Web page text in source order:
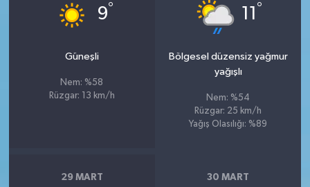
9°
Güneşli
Nem: %58
Rüzgar: 13 km/h
11 °
Bölgesel düzensiz yağmur
yağışlı
Nem: %54
Rüzgar: 25 km/h
Yağış Olasılığı: %89
29 MART 30 MART